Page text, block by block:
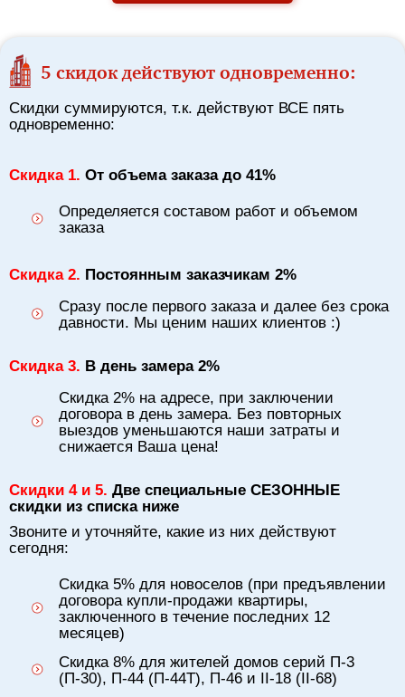
5 скидок действуют одновременно:
Скидки суммируются, т.к. действуют ВСЕ пять
одновременно:
Скидка 1. От объема заказа до 41%
Определяется составом работ и объемом
заказа
Скидка 2. Постоянным заказчикам 2%
Сразу после первого заказа и далее без срока
давности. Мы ценим наших клиентов :)
Скидка 3. В день замера 2%
Скидка 2% на адресе, при заключении
договора в день замера. Без повторных
выездов уменьшаются наши затраты и
снижается Ваша цена!
Скидки 4 и 5. Две специальные СЕЗОННЫЕ
скидки из списка ниже
Звоните и уточняйте, какие из них действуют
сегодня:
Скидка 5% для новоселов (при предъявлении
договора купли-продажи квартиры,
заключенного в течение последних 12
месяцев)
Скидка 8% для жителей домов серий П-3
(П-30), П-44 (П-44Т), П-46 и II-18 (II-68)